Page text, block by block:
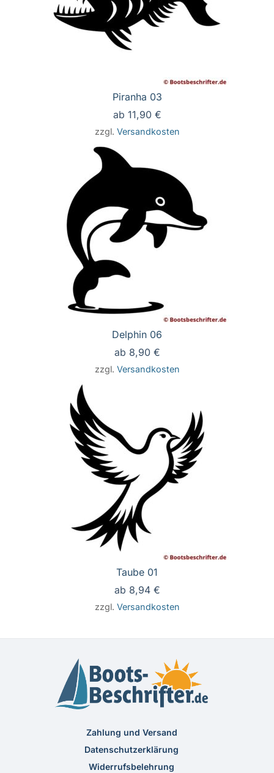
Piranha 03
ab 11,90 €
zzgl. Versandkosten
Delphin 06
ab 8,90 €
zzgl. Versandkosten
Taube 01
ab 8,94 €
zzgl. Versandkosten
Zahlung und Versand
Datenschutzerklärung
Widerrufsbelehrung